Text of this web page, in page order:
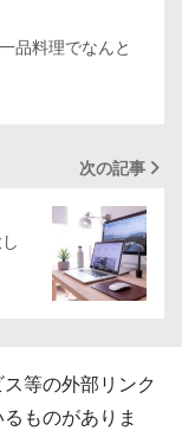
品料理でなんと
次の記事
等の外部リンク
ものがありま